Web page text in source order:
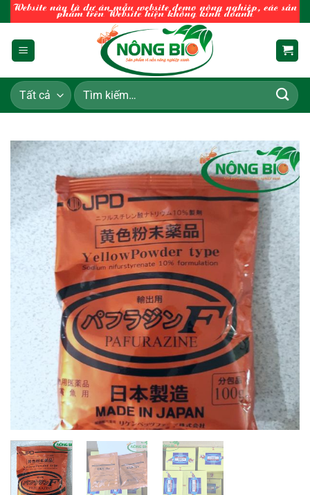
Chuyển
đến
nội
dung
Tìm
kiếm: